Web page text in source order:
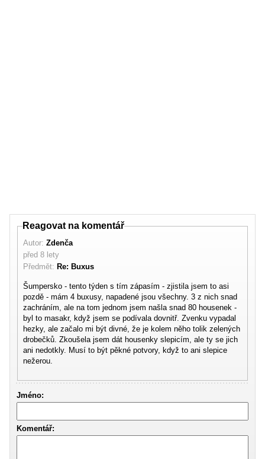
Reagovat na komentář
Autor:Zdenča
před 8 lety
Předmět:Re: Buxus
Šumpersko - tento týden s tím zápasím - zjistila jsem to asi
pozdě - mám 4 buxusy, napadené jsou všechny. 3 z nich snad
zachráním, ale na tom jednom jsem našla snad 80 housenek -
byl to masakr, když jsem se podívala dovnitř. Zvenku vypadal
hezky, ale začalo mi být divné, že je kolem něho tolik zelených
drobečků. Zkoušela jsem dát housenky slepicím, ale ty se jich
ani nedotkly. Musí to být pěkné potvory, když to ani slepice
nežerou.
Jméno:
Komentář: